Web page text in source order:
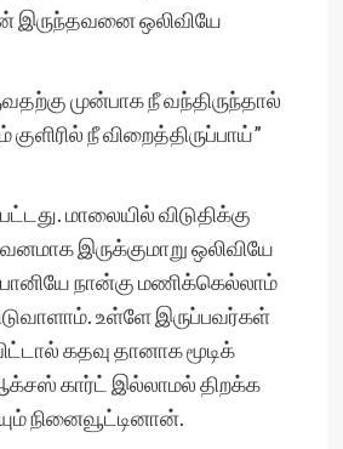
இருந்தவனை ஒலிவியே
முன்பாக நீ வந்திருந்தால்
நீ விறைத்திருப்பாய்”
மாலையில் விடுதிக்கு
இருக்குமாறு ஒலிவியே
நான்கு மணிக்கெல்லாம்
உள்ளே இருப்பவர்கள்
கதவு தானாக மூடிக்
கார்ட் இல்லாமல் திறக்க
நினைவூட்டினான்.